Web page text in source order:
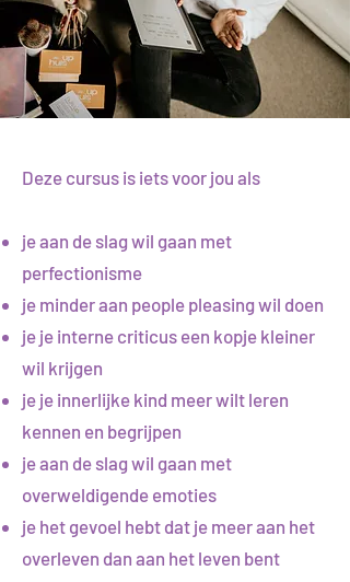
Deze cursus is iets voor jou als
je aan de slag wil gaan met
perfectionisme
je minder aan people pleasing wil doen
je je interne criticus een kopje kleiner
wil krijgen
je je innerlijke kind meer wilt leren
kennen en begrijpen
je aan de slag wil gaan met
overweldigende emoties
je het gevoel hebt dat je meer aan het
overleven dan aan het leven bent